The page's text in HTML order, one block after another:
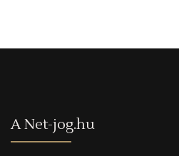
A Net-jog.hu